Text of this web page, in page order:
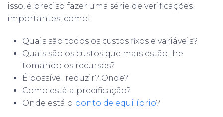
isso, é preciso fazer uma série de verificações
importantes, como:
Quais são todos os custos fixos e variáveis?
Quais são os custos que mais estão lhe
tomando os recursos?
É possível reduzir? Onde?
Como está a precificação?
Onde está o ponto de equilíbrio?